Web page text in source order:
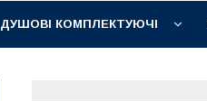
ДУШОВІ КОМПЛЕКТУЮЧІ